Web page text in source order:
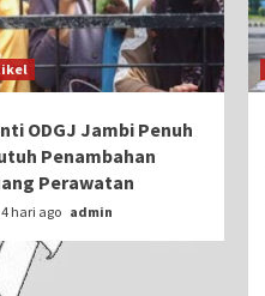
ODGJ Jambi Penuh
Penambahan
Perawatan
4 hari ago admin